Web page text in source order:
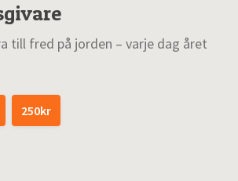
till fred på jorden – varje dag året
250kr